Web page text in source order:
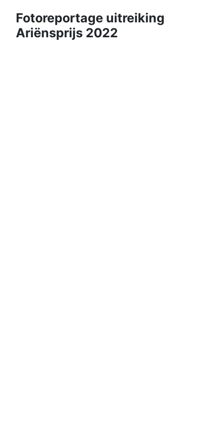
Fotoreportage uitreiking
Ariënsprijs 2022